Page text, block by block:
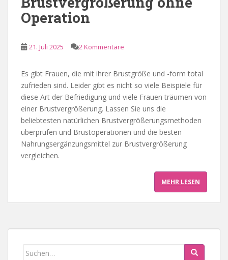
Operation
21. Juli 2025 2 Kommentare
Es gibt Frauen, die mit ihrer Brustgröße und -form total
zufrieden sind. Leider gibt es nicht so viele Beispiele für
diese Art der Befriedigung und viele Frauen träumen von
einer Brustvergrößerung. Lassen Sie uns die
beliebtesten natürlichen Brustvergrößerungsmethoden
überprüfen und Brustoperationen und die besten
Nahrungsergänzungsmittel zur Brustvergrößerung
vergleichen.
MEHR LESEN
Suchen